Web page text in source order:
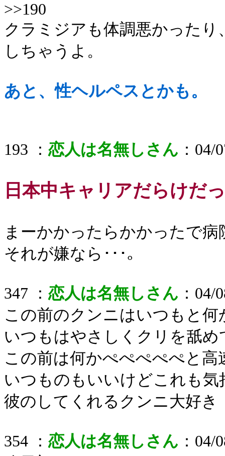
>>190
クラミジアも体調悪かった
しちゃうよ。
あと、性ヘルペスとかも。
193 ： 恋人は名無しさん ：04/
日本中キャリアだらけだ
まーかかったらかかったで病
それが嫌なら･･･｡
347 ： 恋人は名無しさん ：04/
この前のクンニはいつもと何
いつもはやさしくクリを舐
この前は何かぺぺぺぺぺと
いつものもいいけどこれも
彼のしてくれるクンニ大好き
354 ： 恋人は名無しさん ：04/